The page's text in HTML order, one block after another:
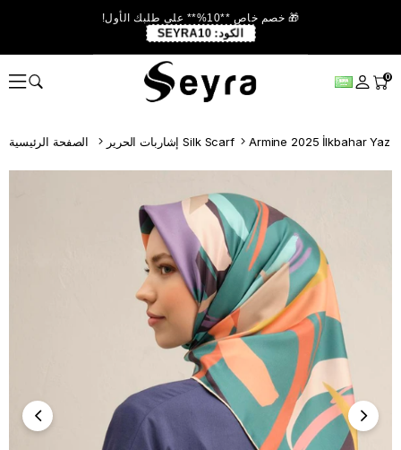
🎁 خصم خاص **10%** على طلبك الأول!
الكود: SEYRA10
0
إشاربات الحرير Silk Scarf Armine 2025 İlkbahar Yaz